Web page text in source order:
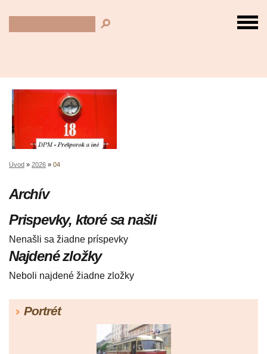
Úvod » 2026 » 04
Archív
Prispevky, ktoré sa našli
Nenašli sa žiadne príspevky
Najdené zložky
Neboli najdené žiadne zložky
Portrét